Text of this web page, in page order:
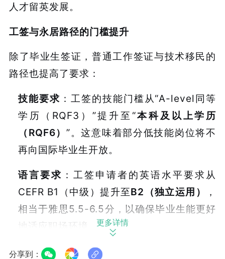
人才留英发展。
工签与永居路径的门槛提升
除了毕业生签证，普通工作签证与技术移民的
路径也提高了要求：
技能要求 ：工签的技能门槛从“A-level同等
学历（RQF3）”提升至“本科及以上学历
（RQF6） ”。这意味着部分低技能岗位将不
再向国际毕业生开放。
语言要求 ：工签申请者的英语水平要求从
CEFR B1（中级）提升至B2（独立运用）
，
相当于雅思5.5-6.5分，以确保毕业生能更好
地适应职场环境。
永居年限
：通过工作获得永居的常规年限从5
更多详情
分享到：